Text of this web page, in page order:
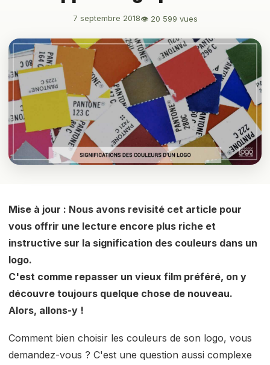
7 septembre 2018👁 20 599 vues
Mise à jour : Nous avons revisité cet article pour
vous offrir une lecture encore plus riche et
instructive sur la signification des couleurs dans un
logo.
C'est comme repasser un vieux film préféré, on y
découvre toujours quelque chose de nouveau.
Alors, allons-y !
Comment bien choisir les couleurs de son logo, vous
demandez-vous ? C'est une question aussi complexe